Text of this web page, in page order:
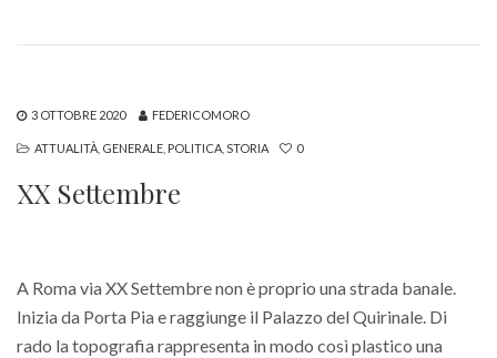
3 OTTOBRE 2020 FEDERICOMORO
ATTUALITÀ GENERALE POLITICA STORIA 0
XX Settembre
A Roma via XX Settembre non è proprio una strada banale.
Inizia da Porta Pia e raggiunge il Palazzo del Quirinale. Di
rado la topografia rappresenta in modo così plastico una